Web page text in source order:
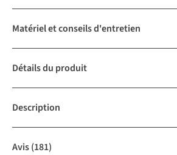
Matériel et conseils d'entretien
Détails du produit
Description
Avis(181)